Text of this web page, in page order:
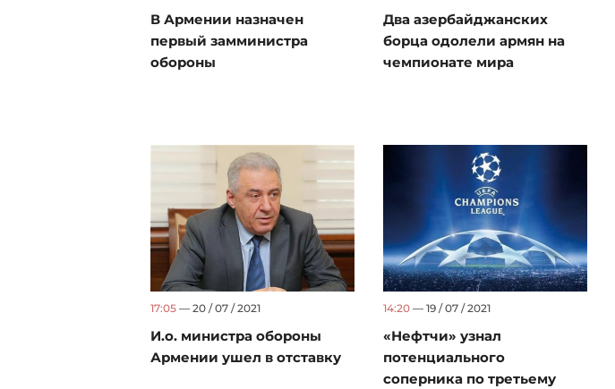
В Армении назначен
первый замминистра
обороны
Два азербайджанских
борца одолели армян на
чемпионате мира
17:05 — 20 / 07 / 2021
И.о. министра обороны
Армении ушел в отставку
14:20 — 19 / 07 / 2021
«Нефтчи» узнал
потенциального
соперника по третьему